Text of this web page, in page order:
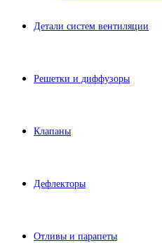
Детали систем вентиляции
Решетки и диффузоры
Клапаны
Дефлекторы
Отливы и парапеты